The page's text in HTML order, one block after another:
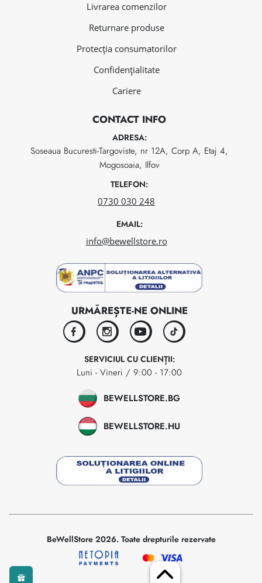
Livrarea comenzilor
Returnare produse
Protecția consumatorilor
Confidențialitate
Cariere
CONTACT INFO
ADRESA:
Soseaua Bucuresti-Targoviste, nr 12A, Corp A, Etaj 4,
Mogosoaia, Ilfov
TELEFON:
0730 030 248
EMAIL:
info@bewellstore.ro
URMĂREȘTE-NE ONLINE
facebookinstagramyoutubetiktok
SERVICIUL CU CLIENȚII:
Luni - Vineri / 9:00 - 17:00
BEWELLSTORE.BG
BEWELLSTORE.HU
BeWellStore 2026. Toate drepturile rezervate